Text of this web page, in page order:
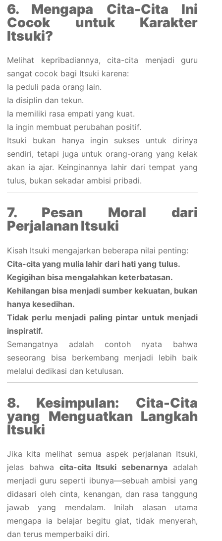
6. Mengapa Cita-Cita Ini
Cocok untuk Karakter
Itsuki?
Melihat kepribadiannya, cita-cita menjadi guru
sangat cocok bagi Itsuki karena:
Ia peduli pada orang lain.
Ia disiplin dan tekun.
Ia memiliki rasa empati yang kuat.
Ia ingin membuat perubahan positif.
Itsuki bukan hanya ingin sukses untuk dirinya
sendiri, tetapi juga untuk orang-orang yang kelak
akan ia ajar. Keinginannya lahir dari tempat yang
tulus, bukan sekadar ambisi pribadi.
7. Pesan Moral dari
Perjalanan Itsuki
Kisah Itsuki mengajarkan beberapa nilai penting:
Cita-cita yang mulia lahir dari hati yang tulus.
Kegigihan bisa mengalahkan keterbatasan.
Kehilangan bisa menjadi sumber kekuatan, bukan
hanya kesedihan.
Tidak perlu menjadi paling pintar untuk menjadi
inspiratif.
Semangatnya adalah contoh nyata bahwa
seseorang bisa berkembang menjadi lebih baik
melalui dedikasi dan ketulusan.
8. Kesimpulan: Cita-Cita
yang Menguatkan Langkah
Itsuki
Jika kita melihat semua aspek perjalanan Itsuki,
jelas bahwa cita-cita Itsuki sebenarnya adalah
menjadi guru seperti ibunya—sebuah ambisi yang
didasari oleh cinta, kenangan, dan rasa tanggung
jawab yang mendalam. Inilah alasan utama
mengapa ia belajar begitu giat, tidak menyerah,
dan terus memperbaiki diri.